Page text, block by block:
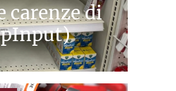
carenze di